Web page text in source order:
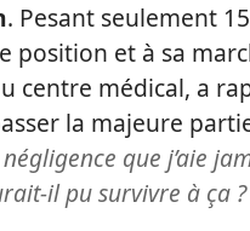
. Pesant seulement
position et à sa
centre médical, a
la majeure
négligence que j’aie
il pu survivre à ça ?